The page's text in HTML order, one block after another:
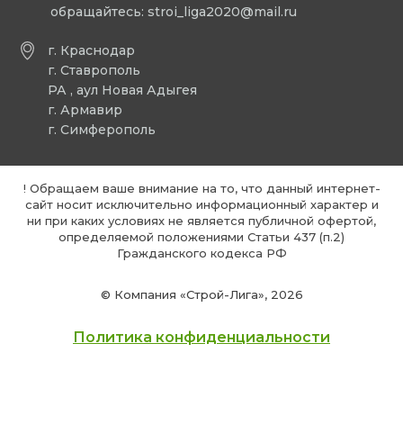
г. Краснодар
г. Ставрополь
РА , аул Новая Адыгея
г. Армавир
г. Симферополь
обращайтесь: stroi_liga2020@mail.ru
© Компания «Строй-Лига», 2026
! Обращаем ваше внимание на то, что данный интернет-
сайт носит исключительно информационный характер и
ни при каких условиях не является публичной офертой,
определяемой положениями Статьи 437 (п.2)
Гражданского кодекса РФ
Политика конфиденциальности